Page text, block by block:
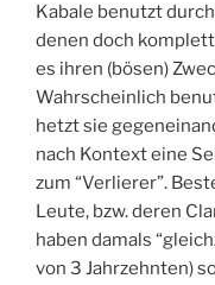
Kabale benutzt
denen doch
es ihren (bösen)
Wahrscheinlich
hetzt sie
nach Kontext eine
zum “Verlierer”.
Leute, bzw. deren
haben damals
von 3 Jahrzehnten)